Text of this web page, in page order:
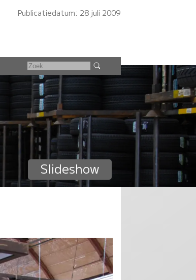
Publicatiedatum: 28 juli 2009
Slideshow